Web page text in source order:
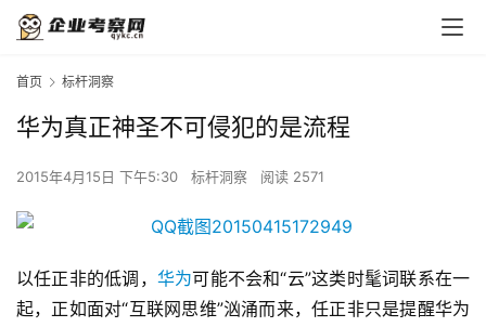
首页 标杆洞察
华为真正神圣不可侵犯的是流程
2015年4月15日 下午5:30 标杆洞察 阅读 2571
以任正非的低调， 华为可能不会和“云”这类时髦词联系在一
起，正如面对“互联网思维”汹涌而来，任正非只是提醒华为